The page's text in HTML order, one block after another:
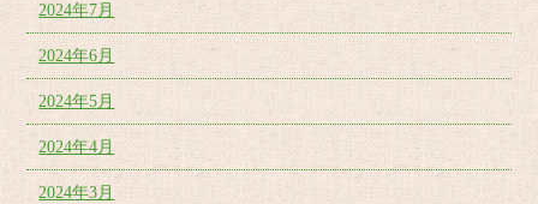
2024年7月
2024年6月
2024年5月
2024年4月
2024年3月